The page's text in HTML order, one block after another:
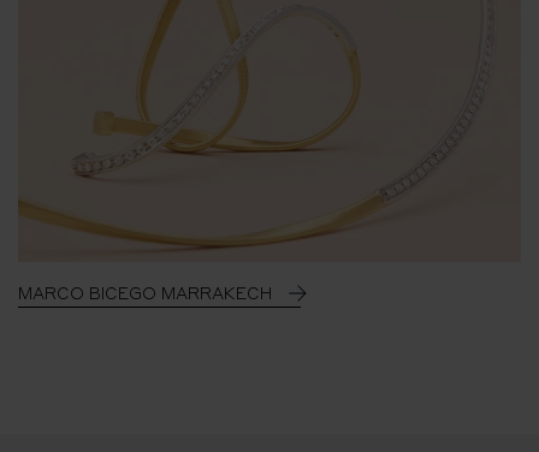
MARCO BICEGO MARRAKECH